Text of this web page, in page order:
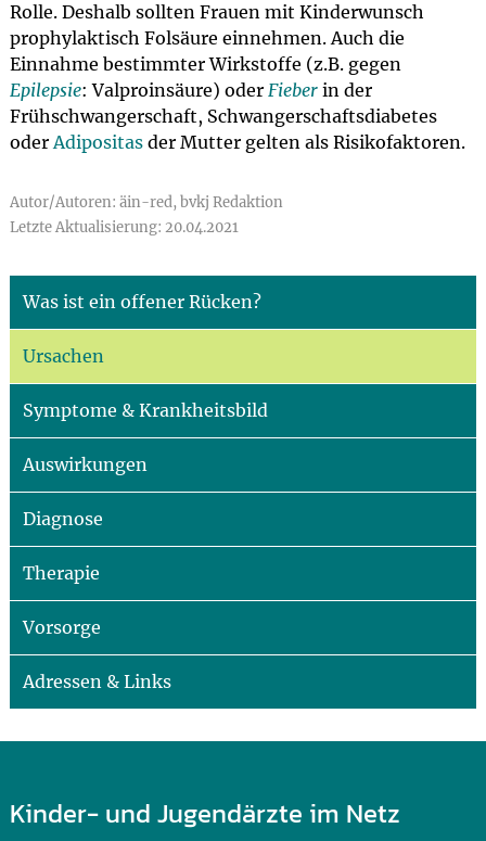
Rolle. Deshalb sollten Frauen mit Kinderwunsch
prophylaktisch Folsäure einnehmen. Auch die
Einnahme bestimmter Wirkstoffe (z.B. gegen
Epilepsie: Valproinsäure) oder Fieberin der
Frühschwangerschaft, Schwangerschaftsdiabetes
oderAdipositasder Mutter gelten als Risikofaktoren.
Autor/Autoren: äin-red, bvkj Redaktion
Letzte Aktualisierung: 20.04.2021
Was ist ein offener Rücken?
Ursachen
Symptome & Krankheitsbild
Auswirkungen
Diagnose
Therapie
Vorsorge
Adressen & Links
Kinder- und Jugendärzte im Netz